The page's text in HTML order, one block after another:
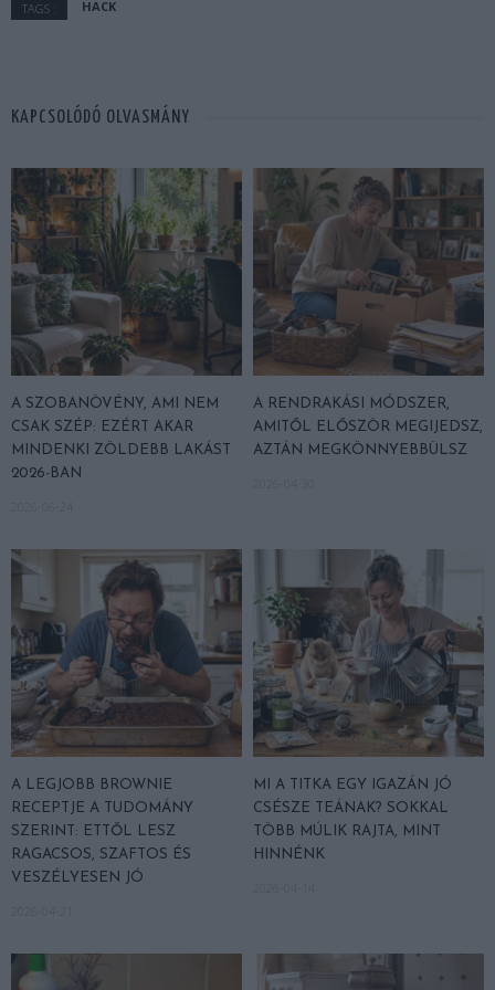
TAGS : HACK
KAPCSOLÓDÓ OLVASMÁNY
A SZOBANÖVÉNY, AMI NEM
CSAK SZÉP: EZÉRT AKAR
MINDENKI ZÖLDEBB LAKÁST
2026-BAN
A RENDRAKÁSI MÓDSZER,
AMITŐL ELŐSZÖR MEGIJEDSZ,
AZTÁN MEGKÖNNYEBBÜLSZ
A LEGJOBB BROWNIE
RECEPTJE A TUDOMÁNY
SZERINT: ETTŐL LESZ
RAGACSOS, SZAFTOS ÉS
VESZÉLYESEN JÓ
MI A TITKA EGY IGAZÁN JÓ
CSÉSZE TEÁNAK? SOKKAL
TÖBB MÚLIK RAJTA, MINT
HINNÉNK